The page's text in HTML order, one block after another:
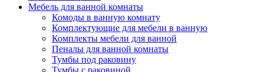
Мебель для ванной комнаты
Комоды в ванную комнату
Комплектующие для мебели в ванную
Комплекты мебели для ванной
Пеналы для ванной комнаты
Тумбы под раковину
Тумбы с раковиной